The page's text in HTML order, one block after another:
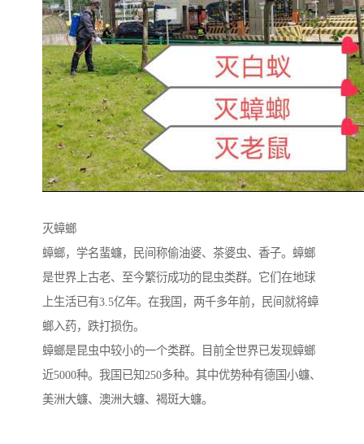
灭蟑螂
蟑螂，学名蜚蠊，民间称偷油婆、茶婆虫、香子。蟑螂
是世界上古老、至今繁衍成功的昆虫类群。它们在地球
上生活已有3.5亿年。在我国，两千多年前，民间就将蟑
螂入药，跌打损伤。
蟑螂是昆虫中较小的一个类群。目前全世界已发现蟑螂
近5000种。我国已知250多种。其中优势种有德国小蠊、
美洲大蠊、澳洲大蠊、褐斑大蠊。